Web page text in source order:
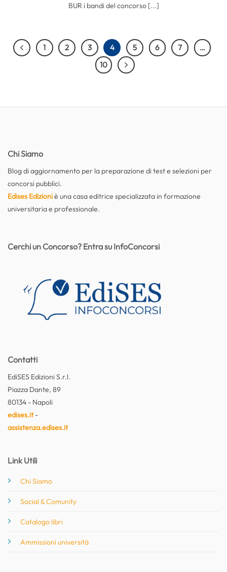
BUR i bandi del concorso [...]
1 2 3 4 5 6 7
…
10
Chi Siamo
Blog di aggiornamento per la preparazione di test e selezioni per
concorsi pubblici.
Edises Edizioniè una casa editrice specializzata in formazione
universitaria e professionale.
Contatti
EdiSES Edizioni S.r.l.
Piazza Dante, 89
80134 - Napoli
edises.it-
assistenza.edises.it
Link Utili
Chi Siamo
Social & Comunity
Catalogo libri
Ammissioni università
Cerchi un Concorso? Entra su InfoConcorsi